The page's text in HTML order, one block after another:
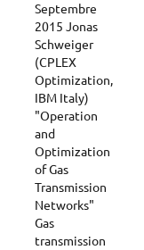
Septembre
2015 Jonas
Schweiger
(CPLEX
Optimization,
IBM Italy)
"Operation
and
Optimization
of Gas
Transmission
Networks"
Gas
transmission